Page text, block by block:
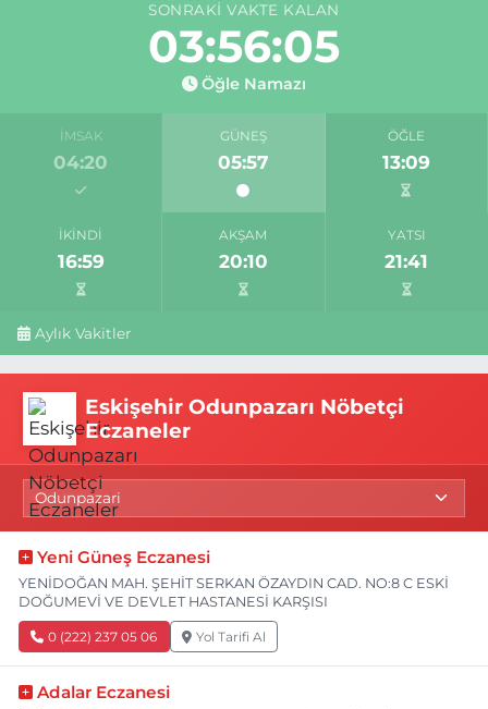
SONRAKI VAKTE KALAN
03:56:04
Öğle Namazı
İMSAK
04:20
GÜNEŞ
05:57
ÖĞLE
13:09
İKINDI
16:59
AKŞAM
20:10
YATSI
21:41
Aylık Vakitler
Eskişehir Odunpazarı Nöbetçi
Eczaneler
Yeni Güneş Eczanesi
YENİDOĞAN MAH. ŞEHİT SERKAN ÖZAYDIN CAD. NO:8 C ESKİ
DOĞUMEVİ VE DEVLET HASTANESİ KARŞISI
0 (222) 237 05 06 Yol Tarifi Al
Adalar Eczanesi